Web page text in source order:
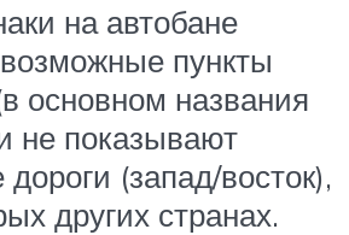
на автобане
пункты
основном названия
не показывают
(запад/восток),
других странах.